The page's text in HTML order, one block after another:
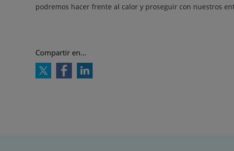
podremos hacer frente al calor y proseguir con nuestros
Compartir en...